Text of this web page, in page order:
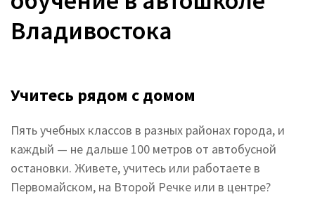
Владивостока
Учитесь рядом с домом
Пять учебных классов в разных районах города, и
каждый — не дальше 100 метров от автобусной
остановки. Живете, учитесь или работаете в
Первомайском, на Второй Речке или в центре?